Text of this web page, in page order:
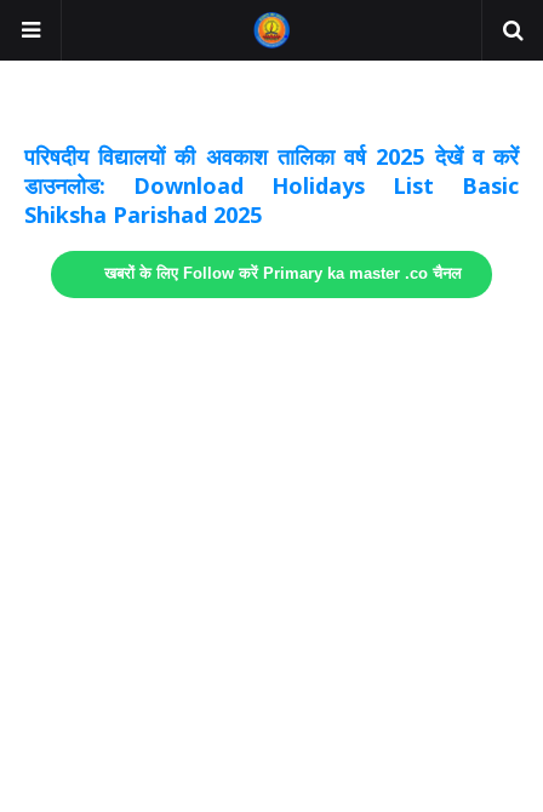
परिषदीय विद्यालयों की अवकाश तालिका वर्ष 2025 देखें व करें
डाउनलोड: Download Holidays List Basic
Shiksha Parishad 2025
खबरों के लिए Follow करें Primary ka master .co चैनल